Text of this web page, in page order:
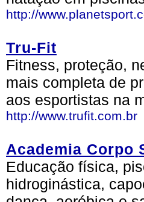
http://
Tru-Fit
Fitness, proteção,
mais completa de
aos esportistas na
http://www.trufit.com.br
Academia Corpo
Educação física,
hidroginástica,